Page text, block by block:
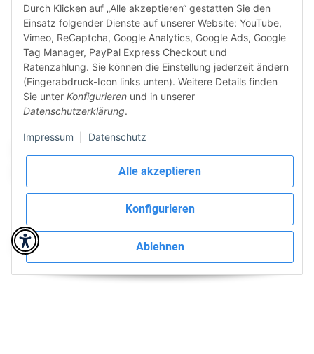
Alle akzeptieren
Konfigurieren
Ablehnen
Durch Klicken auf „Alle akzeptieren“ gestatten Sie den
Einsatz folgender Dienste auf unserer Website: YouTube,
Vimeo, ReCaptcha, Google Analytics, Google Ads, Google
Tag Manager, PayPal Express Checkout und
Ratenzahlung. Sie können die Einstellung jederzeit ändern
(Fingerabdruck-Icon links unten). Weitere Details finden
Sie unter Konfigurieren und in unserer
Datenschutzerklärung.
Impressum Datenschutz
Expressversand zum nächsten Werktag bei Bestellungen
bis 12 Uhr möglich
Vertrag widerrufen
Sicher bezahlen via: